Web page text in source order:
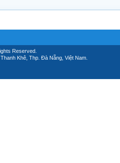
Reserved.
Khê, Thp. Đà Nẵng, Việt Nam.